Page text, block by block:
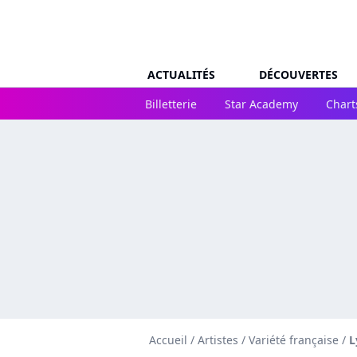
ACTUALITÉS
DÉCOUVERTES
Billetterie
Star Academy
Accueil / Artistes / Variété française /